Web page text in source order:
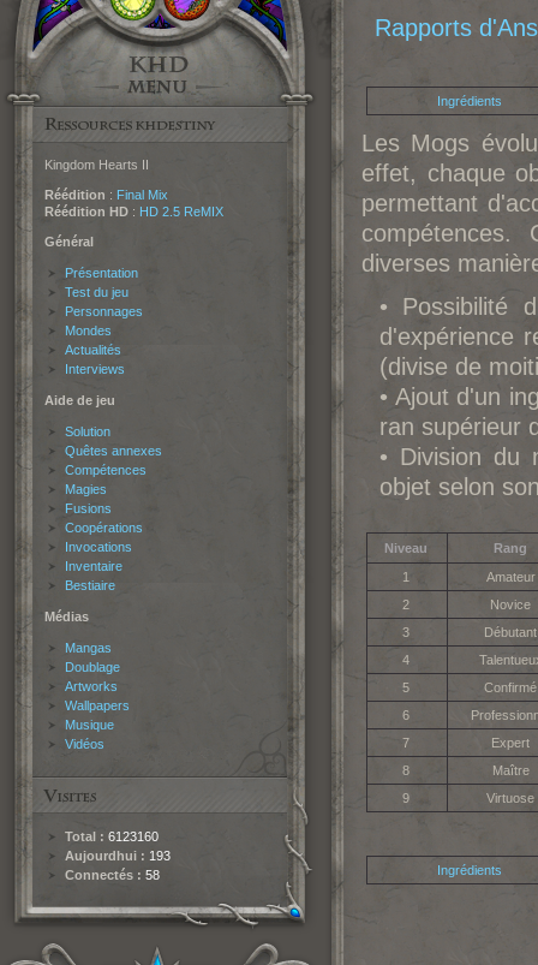
Kingdom Hearts II
Réédition : Final Mix
Réédition HD : HD 2.5 ReMIX
Général
Présentation
Test du jeu
Personnages
Mondes
Actualités
Interviews
Aide de jeu
Solution
Quêtes annexes
Compétences
Magies
Fusions
Coopérations
Invocations
Inventaire
Bestiaire
Médias
Mangas
Doublage
Artworks
Wallpapers
Musique
Vidéos
Total : 6123160
Aujourdhui : 193
Connectés : 58
Rapports
Ingrédients
Les Mogs
effet, chaque
permettant
diverses
• Possibilité
d'expérience
(divise de
• Ajout d'un
ran supérieur
• Division du
objet selon
Niveau
Rang
1
Amateur
2
Novice
3
Débutant
4
5
Confirmé
6
7
Expert
8
Maître
9
Virtuose
Ingrédients